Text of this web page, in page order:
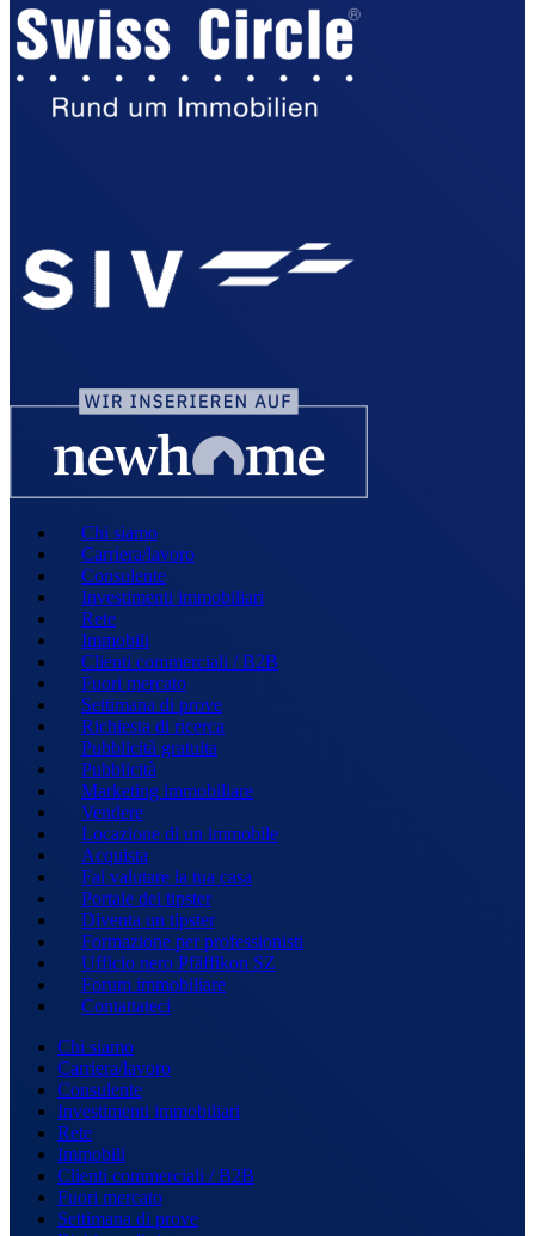
Chi siamo
Carriera/lavoro
Consulente
Investimenti immobiliari
Rete
Immobili
Clienti commerciali / B2B
Fuori mercato
Settimana di prove
Richiesta di ricerca
Pubblicità gratuita
Pubblicità
Marketing immobiliare
Vendere
Locazione di un immobile
Acquista
Fai valutare la tua casa
Portale dei tipster
Diventa un tipster
Formazione per professionisti
Ufficio nero Pfäffikon SZ
Forum immobiliare
Contattateci
Chi siamo
Carriera/lavoro
Consulente
Investimenti immobiliari
Rete
Immobili
Clienti commerciali / B2B
Fuori mercato
Settimana di prove